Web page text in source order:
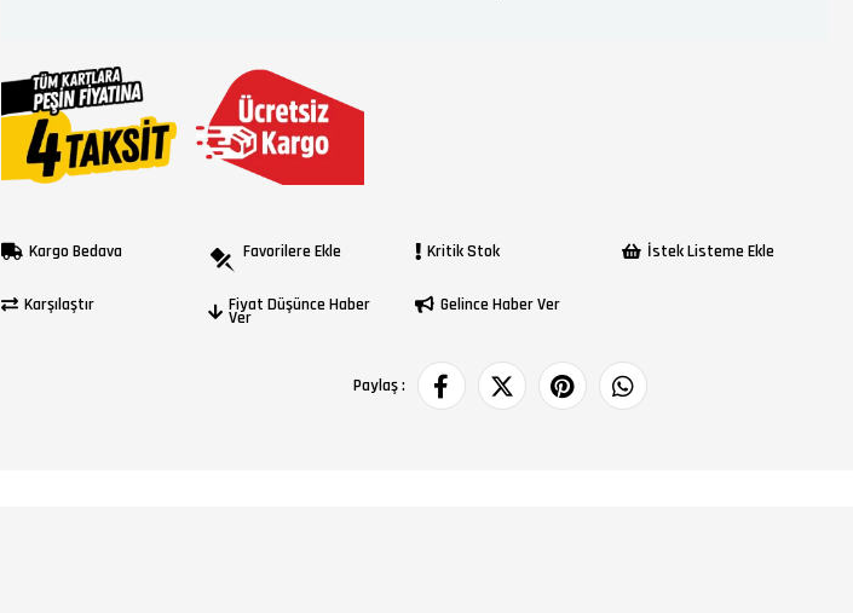
Kargo Bedava Favorilere Ekle Kritik Stok İstek Listeme Ekle
Karşılaştır Fiyat Düşünce Haber
Ver
Gelince Haber Ver
Paylaş :